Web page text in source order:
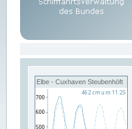
Elbe - Cuxhaven Steubenhöft